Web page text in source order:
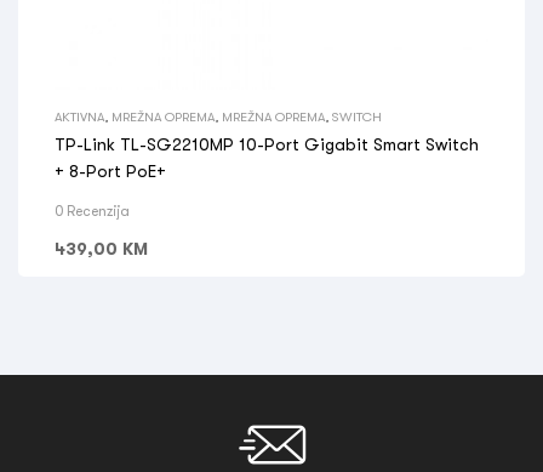
AKTIVNA MREŽNA OPREMA MREŽNA OPREMA SWITCH
TP-Link TL-SG2210MP 10-Port Gigabit Smart Switch
+ 8-Port PoE+
0 Recenzija
439,00 KM